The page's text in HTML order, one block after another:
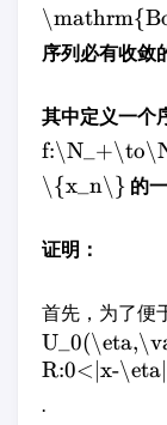
序列必有收敛
其中定义一个
\{x_n\} 的
证明：
首先，为了便
R:0<|x-
.